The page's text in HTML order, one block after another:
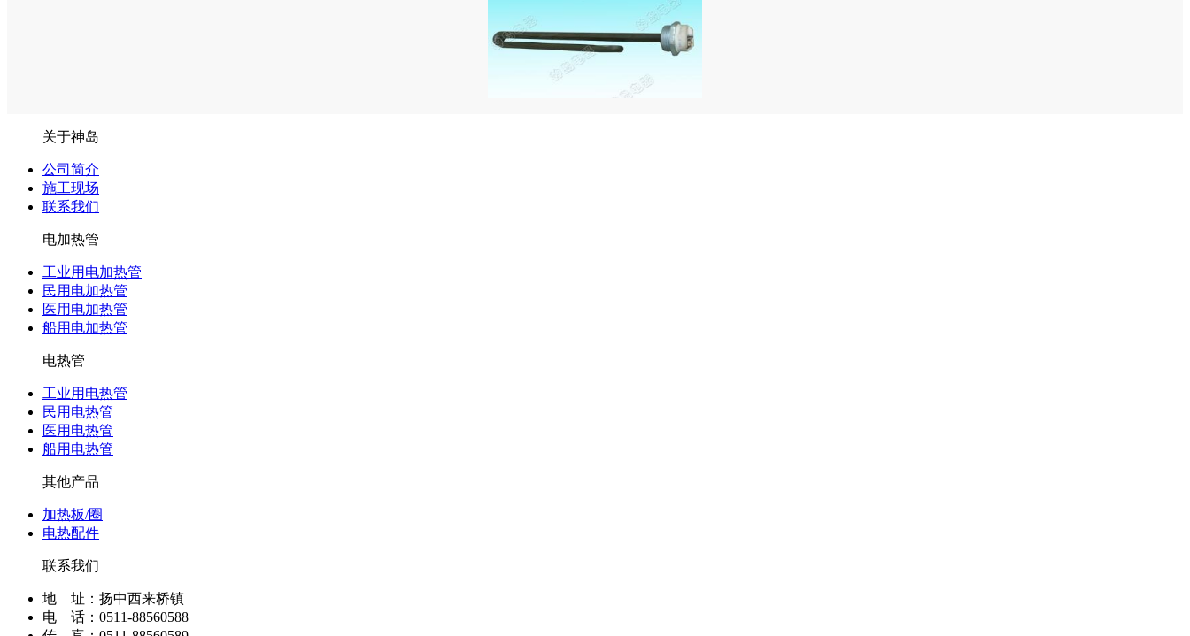
关于神岛
公司简介
施工现场
联系我们
电加热管
工业用电加热管
民用电加热管
医用电加热管
船用电加热管
电热管
工业用电热管
民用电热管
医用电热管
船用电热管
其他产品
加热板/圈
电热配件
联系我们
地 址：扬中西来桥镇
电 话：0511-88560588